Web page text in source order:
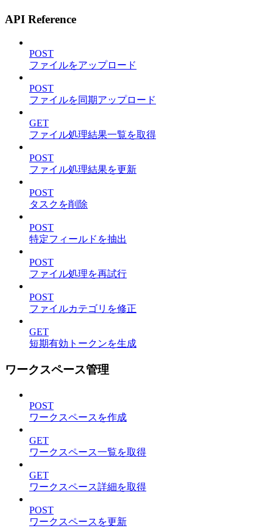
API Reference
POST
ファイルをアップロード
POST
ファイルを同期アップロード
GET
ファイル処理結果一覧を取得
POST
ファイル処理結果を更新
POST
タスクを削除
POST
特定フィールドを抽出
POST
ファイル処理を再試行
POST
ファイルカテゴリを修正
GET
短期有効トークンを生成
ワークスペース管理
POST
ワークスペースを作成
GET
ワークスペース一覧を取得
GET
ワークスペース詳細を取得
POST
ワークスペースを更新